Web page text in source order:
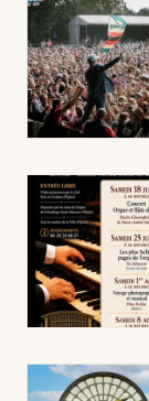
Jazz dans
Artistes en
Actus à
Magazine à